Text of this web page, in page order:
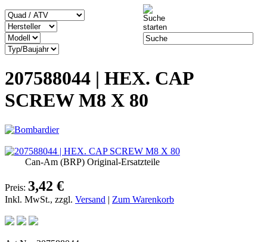
207588044 | HEX. CAP
SCREW M8 X 80
Can-Am (BRP) Original-Ersatzteile
Preis: 3,42 €
Inkl. MwSt., zzgl. Versand | Zum Warenkorb